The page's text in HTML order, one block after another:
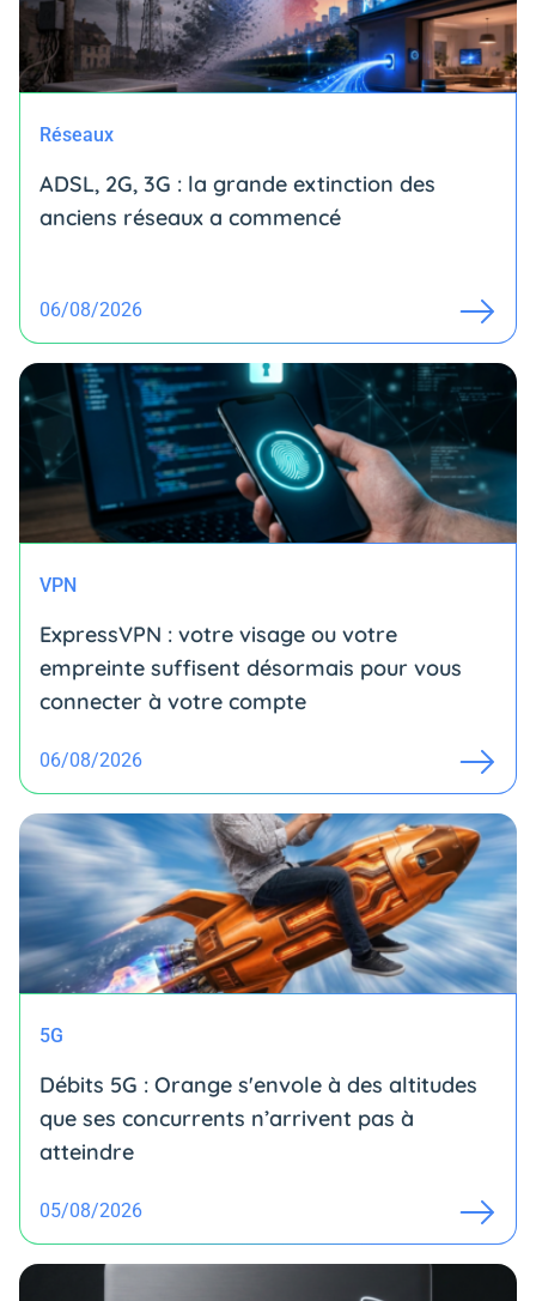
Réseaux
ADSL, 2G, 3G : la grande extinction des
anciens réseaux a commencé
06/08/2026
VPN
ExpressVPN : votre visage ou votre
empreinte suffisent désormais pour vous
connecter à votre compte
06/08/2026
5G
Débits 5G : Orange s'envole à des altitudes
que ses concurrents n’arrivent pas à
atteindre
05/08/2026